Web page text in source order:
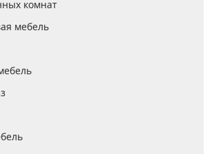
преимущества